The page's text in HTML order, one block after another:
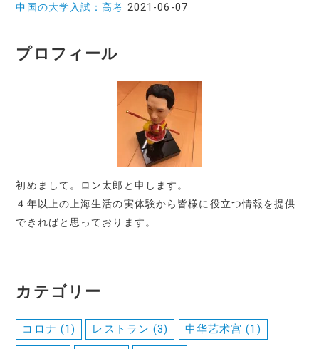
中国の大学入試：高考 2021-06-07
プロフィール
初めまして。ロン太郎と申します。
４年以上の上海生活の実体験から皆様に役立つ情報を提供
できればと思っております。
カテゴリー
コロナ (1) レストラン (3) 中华艺术宫 (1)